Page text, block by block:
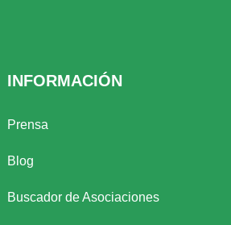
INFORMACIÓN
Prensa
Blog
Buscador de Asociaciones